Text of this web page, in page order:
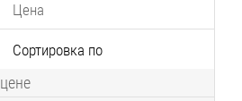
Цена
Сортировка по
цене